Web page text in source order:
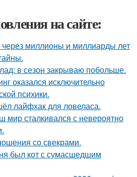
на сайте:
миллионы и миллиарды лет
в сезон закрываю побольше.
оказался исключительно
психики.
лайфхак для ловеласа.
мир сталкивался с невероятно
со свекрами.
был кот с сумасшедшим